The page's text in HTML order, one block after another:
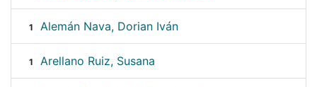
1 Alemán Nava, Dorian Iván
1 Arellano Ruiz, Susana